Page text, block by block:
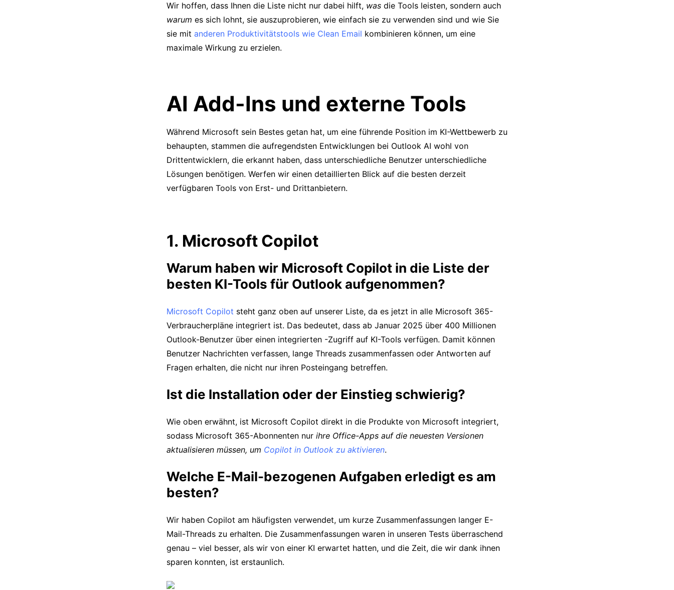
Wir hoffen, dass Ihnen die Liste nicht nur dabei hilft, was die Tools leisten, sondern auch
warum es sich lohnt, sie auszuprobieren, wie einfach sie zu verwenden sind und wie Sie
sie mit anderen Produktivitätstools wie Clean Email kombinieren können, um eine
maximale Wirkung zu erzielen.
AI Add-Ins und externe Tools
Während Microsoft sein Bestes getan hat, um eine führende Position im KI-Wettbewerb zu
behaupten, stammen die aufregendsten Entwicklungen bei Outlook AI wohl von
Drittentwicklern, die erkannt haben, dass unterschiedliche Benutzer unterschiedliche
Lösungen benötigen. Werfen wir einen detaillierten Blick auf die besten derzeit
verfügbaren Tools von Erst- und Drittanbietern.
1. Microsoft Copilot
Warum haben wir Microsoft Copilot in die Liste der
besten KI-Tools für Outlook aufgenommen?
Microsoft Copilot steht ganz oben auf unserer Liste, da es jetzt in alle Microsoft 365-
Verbraucherpläne integriert ist. Das bedeutet, dass ab Januar 2025 über 400 Millionen
Outlook-Benutzer über einen integrierten -Zugriff auf KI-Tools verfügen. Damit können
Benutzer Nachrichten verfassen, lange Threads zusammenfassen oder Antworten auf
Fragen erhalten, die nicht nur ihren Posteingang betreffen.
Ist die Installation oder der Einstieg schwierig?
Wie oben erwähnt, ist Microsoft Copilot direkt in die Produkte von Microsoft integriert,
sodass Microsoft 365-Abonnenten nur ihre Office-Apps auf die neuesten Versionen
aktualisieren müssen, um Copilot in Outlook zu aktivieren.
Welche E-Mail-bezogenen Aufgaben erledigt es am
besten?
Wir haben Copilot am häufigsten verwendet, um kurze Zusammenfassungen langer E-
Mail-Threads zu erhalten. Die Zusammenfassungen waren in unseren Tests überraschend
genau – viel besser, als wir von einer KI erwartet hatten, und die Zeit, die wir dank ihnen
sparen konnten, ist erstaunlich.